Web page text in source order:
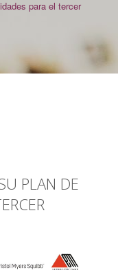
para el tercer
PLAN DE